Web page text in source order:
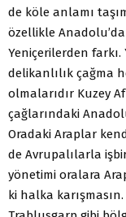
de köle anlamı
özellikle
Yeniçerilerden
delikanlılık çağma
olmalarıdır Kuzey
çağlarındaki
Oradaki Araplar
de Avrupalılarla
yönetimi oralara
ki halka